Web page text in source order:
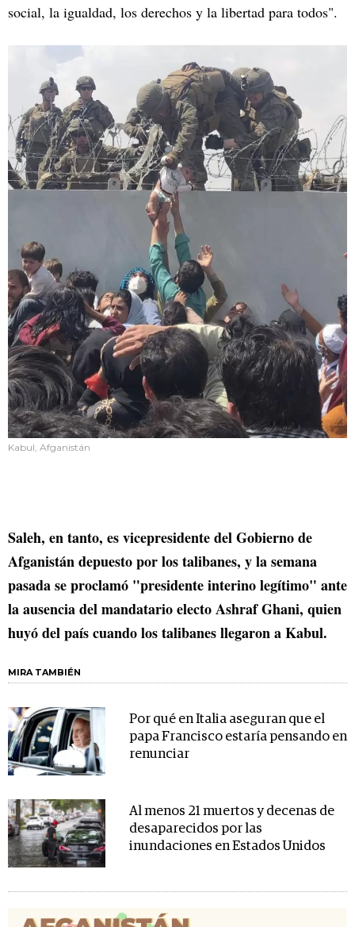
social, la igualdad, los derechos y la libertad para todos".
Kabul, Afganistán
Saleh, en tanto, es vicepresidente del Gobierno de
Afganistán depuesto por los talibanes, y la semana
pasada se proclamó "presidente interino legítimo" ante
la ausencia del mandatario electo Ashraf Ghani, quien
huyó del país cuando los talibanes llegaron a Kabul.
MIRA TAMBIÉN
Por qué en Italia aseguran que el
papa Francisco estaría pensando en
renunciar
Al menos 21 muertos y decenas de
desaparecidos por las
inundaciones en Estados Unidos